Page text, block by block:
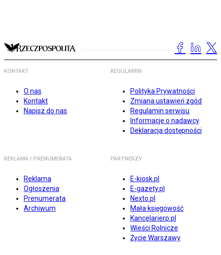
KONTAKT
O nas
Kontakt
Napisz do nas
REGULAMIN
Polityka Prywatności
Zmiana ustawień zgód
Regulamin serwisu
Informacje o nadawcy
Deklaracja dostępności
REKLAMA I PRENUMERATA
Reklama
Ogłoszenia
Prenumerata
Archiwum
PARTNERZY
E-kiosk.pl
E-gazety.pl
Nexto.pl
Mała księgowość
Kancelarierp.pl
Wieści Rolnicze
Życie Warszawy